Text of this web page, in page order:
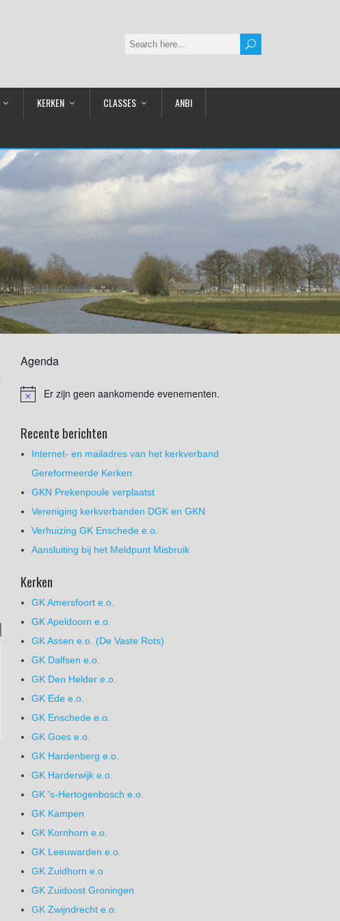
KERKEN CLASSES ANBI
Synode Zuid-Afrika
Agenda
Er zijn geen aankomende evenementen.
Recente berichten
Internet- en mailadres van het kerkverband
Gereformeerde Kerken
GKN Prekenpoule verplaatst
Vereniging kerkverbanden DGK en GKN
Verhuizing GK Enschede e.o.
Aansluiting bij het Meldpunt Misbruik
Kerken
GK Amersfoort e.o.
GK Apeldoorn e.o.
GK Assen e.o. (De Vaste Rots)
GK Dalfsen e.o.
GK Den Helder e.o.
GK Ede e.o.
GK Enschede e.o.
GK Goes e.o.
GK Hardenberg e.o.
GK Harderwijk e.o.
GK 's-Hertogenbosch e.o.
GK Kampen
GK Kornhorn e.o.
GK Leeuwarden e.o.
GK Zuidhorn e.o
GK Zuidoost Groningen
GK Zwijndrecht e.o.